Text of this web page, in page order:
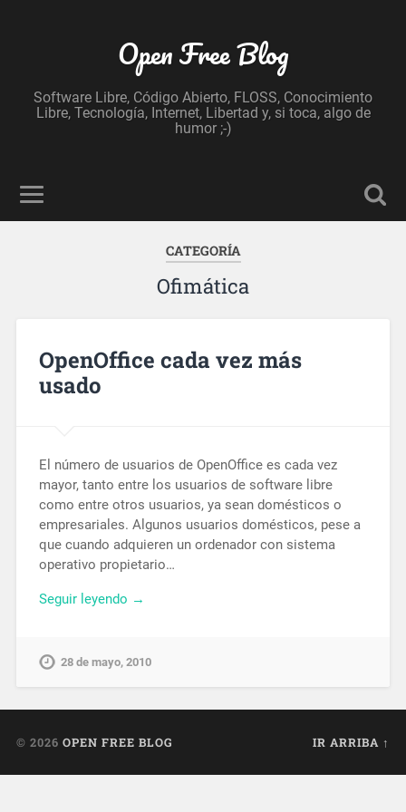
Open Free Blog
Software Libre, Código Abierto, FLOSS, Conocimiento
Libre, Tecnología, Internet, Libertad y, si toca, algo de
humor ;-)
CATEGORÍA
Ofimática
OpenOffice cada vez más
usado
El número de usuarios de OpenOffice es cada vez
mayor, tanto entre los usuarios de software libre
como entre otros usuarios, ya sean domésticos o
empresariales. Algunos usuarios domésticos, pese a
que cuando adquieren un ordenador con sistema
operativo propietario…
Seguir leyendo →
28 de mayo, 2010
© 2026 OPEN FREE BLOG IR ARRIBA ↑